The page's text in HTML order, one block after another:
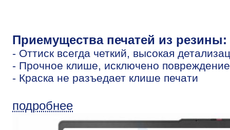
Приемущества печатей из резины:
- Оттиск всегда четкий, высокая
- Прочное клише, исключено
- Краска не разъедает клише печати
подробнее